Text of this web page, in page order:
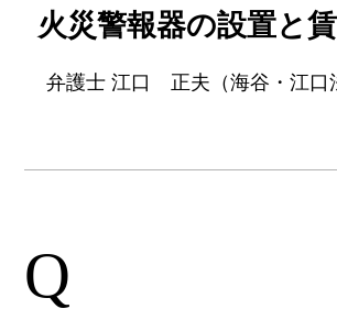
火災警報器の設置と
弁護士 江口 正夫（海谷・江口
Q